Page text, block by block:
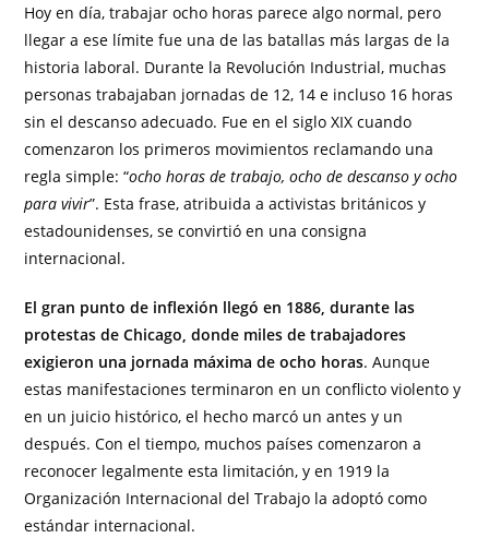
Hoy en día, trabajar ocho horas parece algo normal, pero
llegar a ese límite fue una de las batallas más largas de la
historia laboral. Durante la Revolución Industrial, muchas
personas trabajaban jornadas de 12, 14 e incluso 16 horas
sin el descanso adecuado. Fue en el siglo XIX cuando
comenzaron los primeros movimientos reclamando una
regla simple: “ocho horas de trabajo, ocho de descanso y ocho
para vivir”. Esta frase, atribuida a activistas británicos y
estadounidenses, se convirtió en una consigna
internacional.
El gran punto de inflexión llegó en 1886, durante las
protestas de Chicago, donde miles de trabajadores
exigieron una jornada máxima de ocho horas. Aunque
estas manifestaciones terminaron en un conflicto violento y
en un juicio histórico, el hecho marcó un antes y un
después. Con el tiempo, muchos países comenzaron a
reconocer legalmente esta limitación, y en 1919 la
Organización Internacional del Trabajo la adoptó como
estándar internacional.